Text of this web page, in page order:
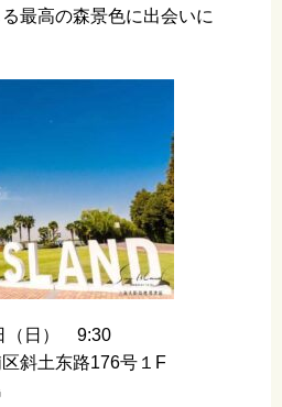
最高の森景色に出会いに
（日） 9:30
斜土东路176号１F